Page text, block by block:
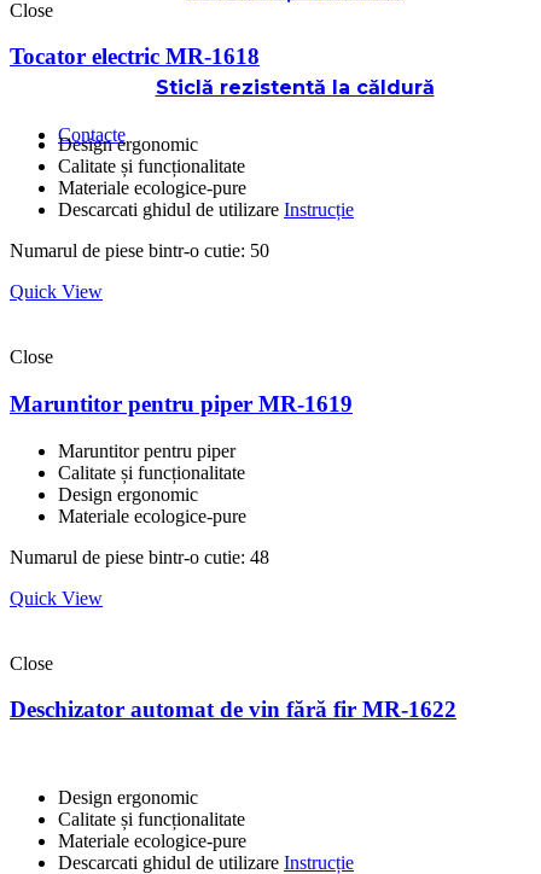
Sticlă rezistentă la căldură
Contacte
Close
Tocator electric MR-1618
Design ergonomic
Calitate și funcționalitate
Materiale ecologice-pure
Descarcati ghidul de utilizare Instrucție
Numarul de piese bintr-o cutie: 50
Quick View
Close
Maruntitor pentru piper MR-1619
Maruntitor pentru piper
Calitate și funcționalitate
Design ergonomic
Materiale ecologice-pure
Numarul de piese bintr-o cutie: 48
Quick View
Close
Deschizator automat de vin fără fir MR-1622
Design ergonomic
Calitate și funcționalitate
Materiale ecologice-pure
Descarcati ghidul de utilizare Instrucție